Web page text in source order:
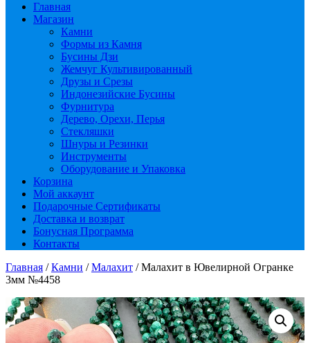
Главная
Магазин
Камни
Формы из Камня
Бусины Дзи
Жемчуг Культивированный
Друзы и Срезы
Индонезийские Бусины
Фурнитура
Дерево, Орехи, Перья
Стекляшки
Шнуры и Резинки
Инструменты
Оборудование и Упаковка
Корзина
Мой аккаунт
Подарочные Сертификаты
Доставка и возврат
Бонусная Программа
Контакты
Главная /Камни /Малахит / Малахит в Ювелирной Огранке
3мм №4458